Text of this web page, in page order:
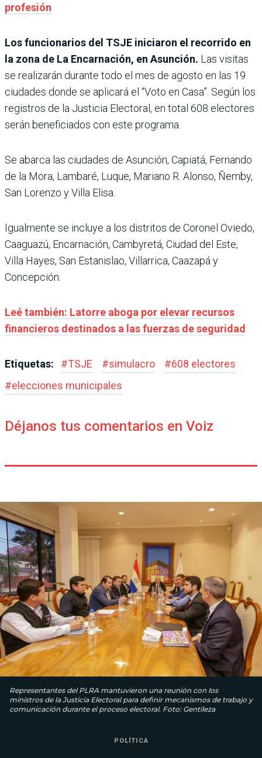
profesión
Los funcionarios del TSJE iniciaron el recorrido en
la zona de La Encarnación, en Asunción. Las visitas
se realizarán durante todo el mes de agosto en las 19
ciudades donde se aplicará el “Voto en Casa”. Según los
registros de la Justicia Electoral, en total 608 electores
serán beneficiados con este programa.
Se abarca las ciudades de Asunción, Capiatá, Fernando
de la Mora, Lambaré, Luque, Mariano R. Alonso, Ñemby,
San Lorenzo y Villa Elisa.
Igualmente se incluye a los distritos de Coronel Oviedo,
Caaguazú, Encarnación, Cambyretá, Ciudad del Este,
Villa Hayes, San Estanislao, Villarrica, Caazapá y
Concepción.
Leé también: Latorre aboga por elevar recursos
financieros destinados a las fuerzas de seguridad
Etiquetas: #TSJE #simulacro #608 electores
#elecciones municipales
Déjanos tus comentarios en Voiz
Representantes del PLRA mantuvieron una reunión con los
ministros de la Justicia Electoral para definir mecanismos de trabajo y
comunicación durante el proceso electoral. Foto: Gentileza
POLÍTICA